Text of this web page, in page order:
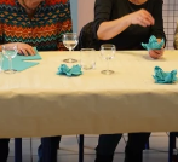
VOIR EN GRAND